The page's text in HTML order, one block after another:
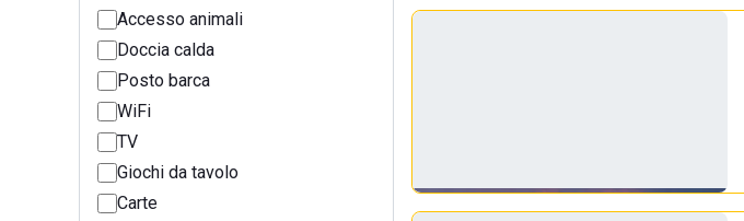
Accesso animali
Doccia calda
Posto barca
WiFi
TV
Giochi da tavolo
Carte